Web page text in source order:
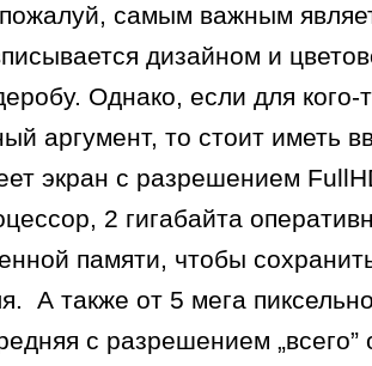
самым важным
дизайном и
Однако, если для кого-
аргумент, то стоит иметь
экран с разрешением
2 гигабайта
памяти, чтобы
А также от 5 мега
с разрешением „всего”